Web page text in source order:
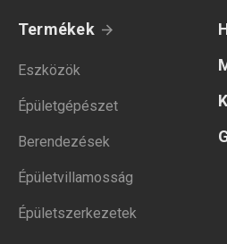
Termékek
Eszközök
Épületgépészet
Berendezések
Épületvillamosság
Épületszerkezetek